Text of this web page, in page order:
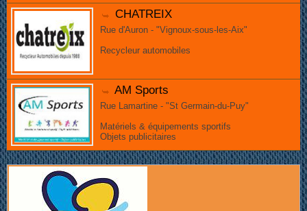
CHATREIX
Rue d'Auron - "Vignoux-sous-les-Aix"
Recycleur automobiles
AM Sports
Rue Lamartine - "St Germain-du-Puy"
Matériels & équipements sportifs
Objets publicitaires